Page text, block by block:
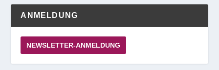
ANMELDUNG
NEWSLETTER-ANMELDUNG